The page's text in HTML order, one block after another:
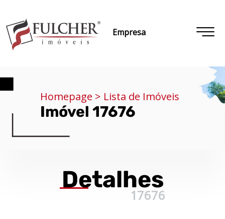
Empresa
Homepage > Lista de Imóveis
Imóvel 17676
Detalhes
17676